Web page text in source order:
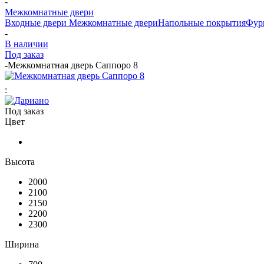
Межкомнатные двери
Входные двери Межкомнатные двериНапольные покрытия
-
В наличии
Под заказ
-Межкомнатная дверь Саппоро 8
:
Под заказ
Цвет
Высота
2000
2100
2150
2200
2300
Ширина